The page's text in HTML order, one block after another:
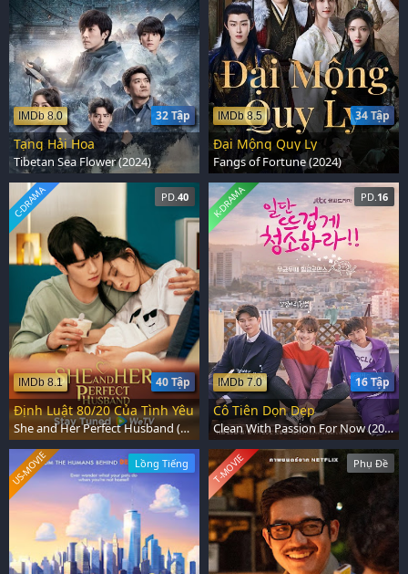
32 Tập
IMDb 8.0
Tạng Hải Hoa
Tibetan Sea Flower (2024)
34 Tập
IMDb 8.5
Đại Mộng Quy Ly
Fangs of Fortune (2024)
PD.40
40 Tập
IMDb 8.1
C-DRAMA
Định Luật 80/20 Của Tình Yêu
She and Her Perfect Husband (2022)
PD.16
16 Tập
IMDb 7.0
K-DRAMA
Cô Tiên Dọn Dẹp
Clean With Passion For Now (2018)
Lồng Tiếng
US-MOVIE Phụ Đề
T-MOVIE